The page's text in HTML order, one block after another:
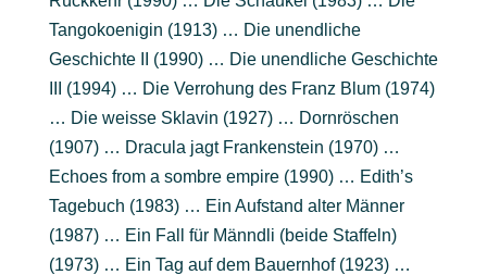
Tangokoenigin (1913) … Die unendliche
Geschichte II (1990) … Die unendliche Geschichte
III (1994) … Die Verrohung des Franz Blum (1974)
… Die weisse Sklavin (1927) … Dornröschen
(1907) … Dracula jagt Frankenstein (1970) …
Echoes from a sombre empire (1990) … Edith’s
Tagebuch (1983) … Ein Aufstand alter Männer
(1987) … Ein Fall für Männdli (beide Staffeln)
(1973) … Ein Tag auf dem Bauernhof (1923) …